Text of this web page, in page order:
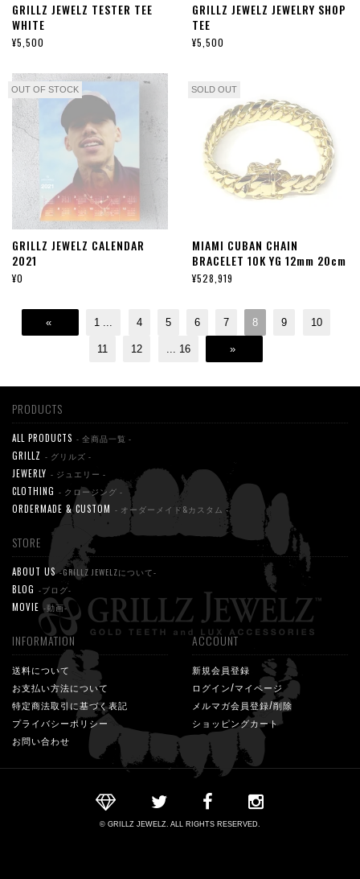
GRILLZ JEWELZ TESTER TEE
WHITE
¥5,500
GRILLZ JEWELZ JEWELRY SHOP
TEE
¥5,500
OUT OF STOCK
GRILLZ JEWELZ CALENDAR
2021
¥0
SOLD OUT
MIAMI CUBAN CHAIN
BRACELET 10K YG 12mm 20cm
¥528,919
« 1 ... 4 5 6 7 8 9 10
11 12 ... 16 »
PRODUCTS
ALL PRODUCTS - 全商品一覧 -
GRILLZ - グリルズ -
JEWERLY - ジュエリー -
CLOTHING - クロージング -
ORDERMADE & CUSTOM - オーダーメイド&カスタム -
STORE
ABOUT US -GRILLZ JEWELZについて-
BLOG -ブログ-
MOVIE -動画-
INFORMATION
送料について
お支払い方法について
特定商法取引に基づく表記
プライバシーポリシー
お問い合わせ
ACCOUNT
新規会員登録
ログイン/マイページ
メルマガ会員登録/削除
ショッピングカート
© GRILLZ JEWELZ. ALL RIGHTS RESERVED.